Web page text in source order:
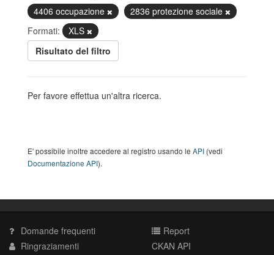
4406 occupazione
2836 protezione sociale
Formati:
XLS
Risultato del filtro
Per favore effettua un'altra ricerca.
E' possibile inoltre accedere al registro usando le API (vedi
Documentazione API).
Domande frequenti
Ringraziamenti
Report
CKAN API